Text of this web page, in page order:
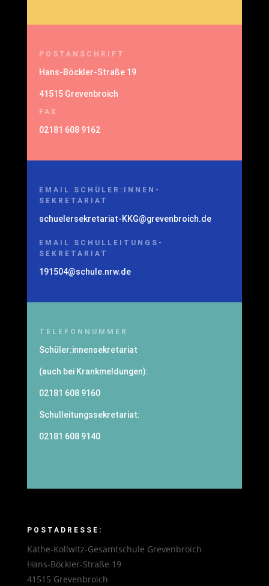
POSTANSCHRIFT
Hans-Böckler-Straße 19
41515 Grevenbroich
FAX
02181 608 9162
EMAIL SCHÜLER:INNEN-
SEKRETARIAT
schuelersekretariat-KKG@grevenbroich.de
EMAIL SCHULLEITUNGS-
SEKRETARIAT
191504@schule.nrw.de
TELEFONNUMMER
Schüler:innensekretariat
(auch bei Krankmeldungen):
02181 608 9160
Schulleitungssekretariat:
02181 608 9140
POSTADRESSE:
Käthe-Kollwitz-Gesamtschule Grevenbroich
Hans-Böckler-Straße 19
41515 Grevenbroich